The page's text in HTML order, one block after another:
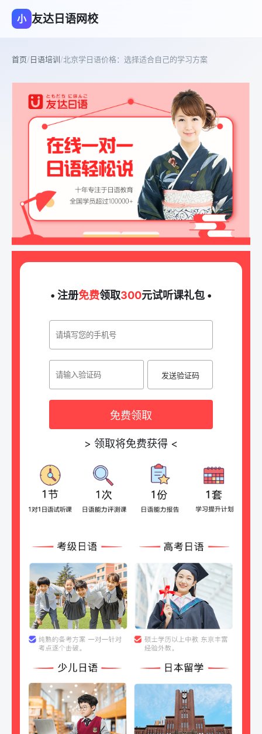
小 友达日语网校
首页/日语培训/北京学日语价格：选择适合自己的学习方案
• 注册免费领取300元试听课礼包 •
发送验证码
免费领取
> 领取将免费获得 <